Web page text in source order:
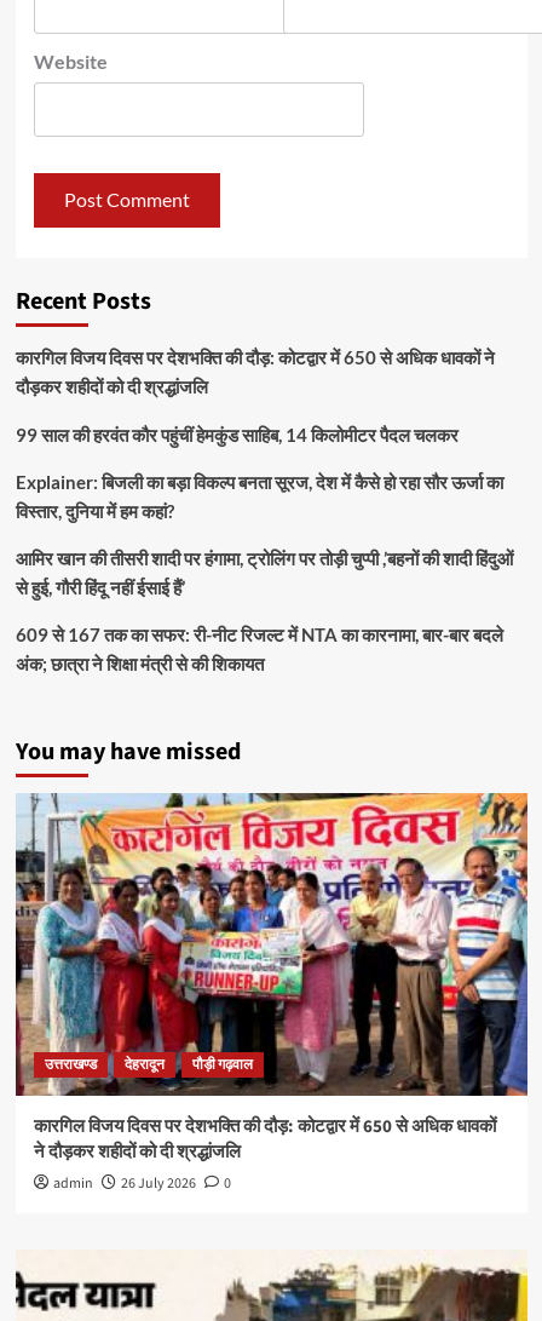
Website
Recent Posts
कारगिल विजय दिवस पर देशभक्ति की दौड़: कोटद्वार में 650 से अधिक धावकों ने
दौड़कर शहीदों को दी श्रद्धांजलि
99 साल की हरवंत कौर पहुंचीं हेमकुंड साहिब, 14 किलोमीटर पैदल चलकर
Explainer: बिजली का बड़ा विकल्प बनता सूरज, देश में कैसे हो रहा सौर ऊर्जा का
विस्तार, दुनिया में हम कहां?
आमिर खान की तीसरी शादी पर हंगामा, ट्रोलिंग पर तोड़ी चुप्पी ,’बहनों की शादी हिंदुओं
से हुई, गौरी हिंदू नहीं ईसाई हैं’
609 से 167 तक का सफर: री-नीट रिजल्ट में NTA का कारनामा, बार-बार बदले
अंक; छात्रा ने शिक्षा मंत्री से की शिकायत
You may have missed
उत्तराखण्ड देहरादून पौड़ी गढ़वाल
कारगिल विजय दिवस पर देशभक्ति की दौड़: कोटद्वार में 650 से अधिक धावकों
ने दौड़कर शहीदों को दी श्रद्धांजलि
admin 26 July 2026 0